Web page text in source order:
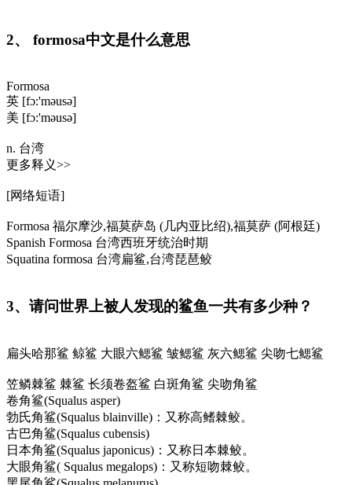
2、 formosa中文是什么意思
Formosa
英 [fɔ:'məusə]
美 [fɔ:'məusə]
n. 台湾
更多释义>>
[网络短语]
Formosa 福尔摩沙,福莫萨岛 (几内亚比绍),福莫萨 (阿根廷)
Spanish Formosa 台湾西班牙统治时期
Squatina formosa 台湾扁鲨,台湾琵琶鲛
3、请问世界上被人发现的鲨鱼一共有多少种？
扁头哈那鲨 鲸鲨 大眼六鳃鲨 皱鳃鲨 灰六鳃鲨 尖吻七鳃鲨
笠鳞棘鲨 棘鲨 长须卷盔鲨 白斑角鲨 尖吻角鲨
卷角鲨(Squalus asper)
勃氏角鲨(Squalus blainville)：又称高鳍棘鲛。
古巴角鲨(Squalus cubensis)
日本角鲨(Squalus japonicus)：又称日本棘鲛。
大眼角鲨( Squalus megalops)：又称短吻棘鲛。